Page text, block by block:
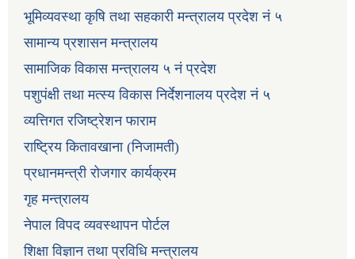
भूमिव्यवस्था कृषि तथा सहकारी मन्त्रालय प्रदेश नं ५
सामान्य प्रशासन मन्त्रालय
सामाजिक विकास मन्त्रालय ५ नं प्रदेश
पशुपंक्षी तथा मत्स्य विकास निर्देशनालय प्रदेश नं ५
व्यत्तिगत रजिष्ट्रेशन फाराम
राष्ट्रिय कितावखाना (निजामती)
प्रधानमन्त्री रोजगार कार्यक्रम
गृह मन्त्रालय
नेपाल विपद व्यवस्थापन पोर्टल
शिक्षा विज्ञान तथा प्रविधि मन्त्रालय